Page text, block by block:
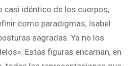
casi idéntico de los cuerpos,
como paradigmas, Isabel
sagradas. Ya no los
Estas figuras encarnan, en